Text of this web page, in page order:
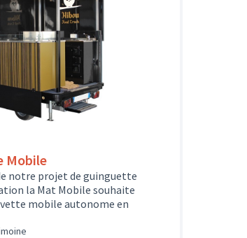
Mobile
notre projet de guinguette
la Mat Mobile souhaite
mobile autonome en